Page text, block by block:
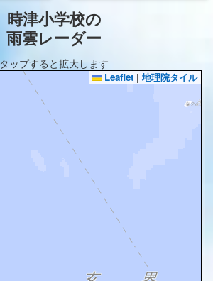
時津小学校の
雨雲レーダー
タップすると拡大します
Leaflet | 地理院タイル